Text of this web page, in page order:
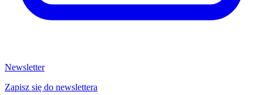
Newsletter
Zapisz się do newslettera